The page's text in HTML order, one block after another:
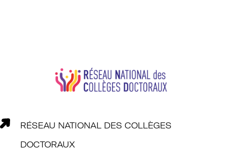
RÉSEAU NATIONAL DES COLLÈGES
DOCTORAUX